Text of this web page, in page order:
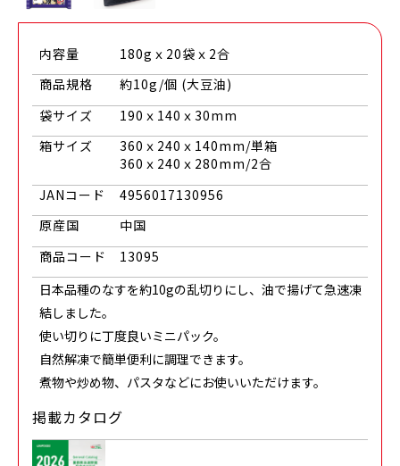
内容量
180gｘ20袋ｘ2合
商品規格
約10g/個 (大豆油)
袋サイズ
190ｘ140ｘ30mm
箱サイズ
360ｘ240ｘ140mm/単箱
360ｘ240ｘ280mm/2合
JANコード
4956017130956
原産国
中国
商品コード
13095
日本品種のなすを約10gの乱切りにし、油で揚げて急速凍
結しました。
使い切りに丁度良いミニパック。
自然解凍で簡単便利に調理できます。
煮物や炒め物、パスタなどにお使いいただけます。
掲載カタログ